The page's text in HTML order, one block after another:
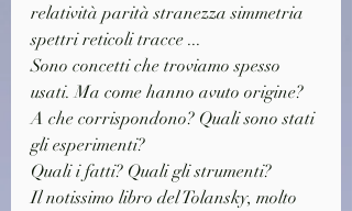
relatività parità stranezza simmetria
spettri reticoli tracce ...
Sono concetti che troviamo spesso
usati. Ma come hanno avuto origine?
A che corrispondono? Quali sono stati
gli esperimenti?
Quali i fatti? Quali gli strumenti?
Il notissimo libro del Tolansky, molto